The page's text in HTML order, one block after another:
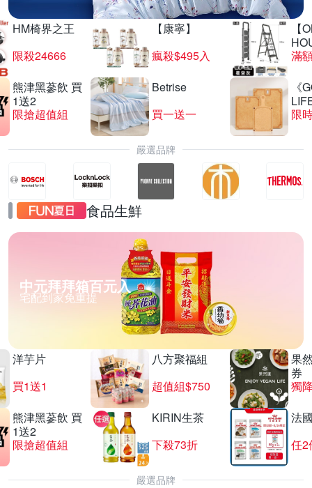
HM椅界之王
限殺24666
【康寧】
瘋殺$495入
【
滿
熊津黑蔘飲 買
1送2
限搶超值組
Betrise
買一送一
《
限
嚴選品牌
食品生鮮
中元拜拜箱百元入
宅配到家免重提
洋芋片
買1送1
八方聚福組
超值組$750
果
券
獨
熊津黑蔘飲 買
1送2
限搶超值組
KIRIN生茶
下殺73折
法
任2
嚴選品牌